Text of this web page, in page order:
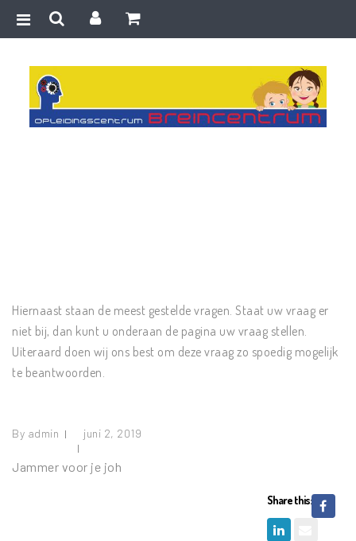
Hiernaast staan de meest gestelde vragen. Staat uw vraag er
niet bij, dan kunt u onderaan de pagina uw vraag stellen.
Uiteraard doen wij ons best om deze vraag zo spoedig mogelijk
te beantwoorden.
By admin juni 2, 2019
Jammer voor je joh
Share this: